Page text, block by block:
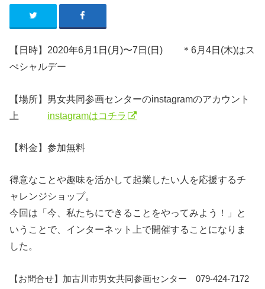
【日時】2020年6月1日(月)〜7日(日) ＊6月4日(木)はス
ぺシャルデー
【場所】 男女共同参画センターのinstagramのアカウント
上 instagramはコチラ
【料金】参加無料
得意なことや趣味を活かして起業したい人を応援するチ
ャレンジショップ。
今回は「今、私たちにできることをやってみよう！」と
いうことで、インターネット上で開催することになりま
した。
【お問合せ】加古川市男女共同参画センター 079-424-7172